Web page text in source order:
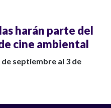
harán parte del
cine ambiental
septiembre al 3 de